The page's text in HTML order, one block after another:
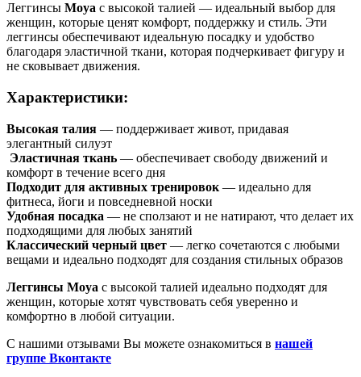
Леггинсы Moya с высокой талией — идеальный выбор для
женщин, которые ценят комфорт, поддержку и стиль. Эти
леггинсы обеспечивают идеальную посадку и удобство
благодаря эластичной ткани, которая подчеркивает фигуру и
не сковывает движения.
Характеристики:
Высокая талия — поддерживает живот, придавая
элегантный силуэт
Эластичная ткань — обеспечивает свободу движений и
комфорт в течение всего дня
Подходит для активных тренировок — идеально для
фитнеса, йоги и повседневной носки
Удобная посадка — не сползают и не натирают, что делает их
подходящими для любых занятий
Классический черный цвет — легко сочетаются с любыми
вещами и идеально подходят для создания стильных образов
Леггинсы Moya с высокой талией идеально подходят для
женщин, которые хотят чувствовать себя уверенно и
комфортно в любой ситуации.
С нашими отзывами Вы можете ознакомиться в нашей
группе Вконтакте